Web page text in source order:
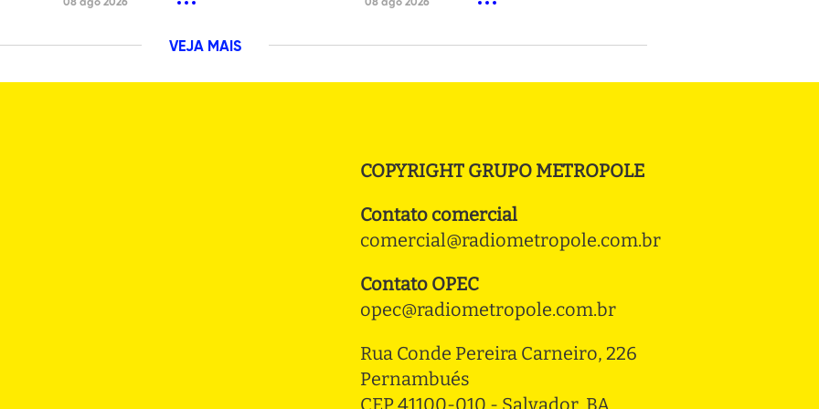
08 ago 2026 08 ago 2026
VEJA MAIS
COPYRIGHT GRUPO METROPOLE
Contato comercial
comercial@radiometropole.com.br
Contato OPEC
opec@radiometropole.com.br
Rua Conde Pereira Carneiro, 226
Pernambués
CEP 41100-010 - Salvador, BA